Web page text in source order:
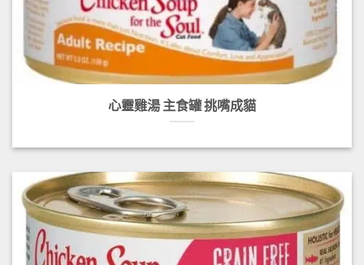
心靈雞湯 主食罐 挑嘴成貓